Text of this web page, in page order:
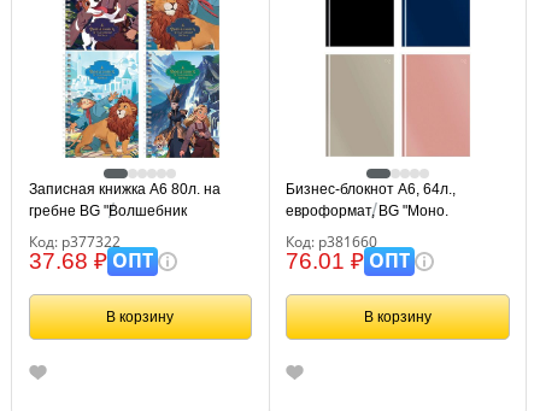
Записная книжка А6 80л. на
гребне BG "Волшебник
Код: р377322
37.68 ₽ОПТ
В корзину
Бизнес-блокнот А6, 64л.,
евроформат, BG "Моно.
ламинация
Код: р381660
76.01 ₽ОПТ
В корзину